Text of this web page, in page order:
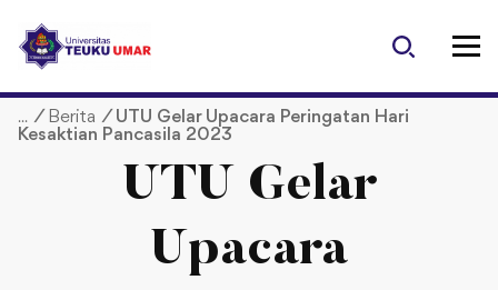
p
/ Berita / UTU Gelar Upacara Peringatan Hari
Kesaktian Pancasila 2023
UTU Gelar
Upacara